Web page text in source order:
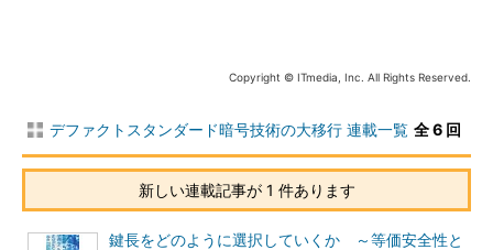
頼を得ているものは国際的にもあまりないため、欧州連合推奨暗
除いてインターネット標準暗号にも選定されていない。
主な128ビットブロック暗号
Copyright © ITmedia, Inc. All Rights Reserved.
デファクトスタンダード暗号技術の大移行 連載一覧 全 6 回
新しい連載記事が 1 件あります
鍵長をどのように選択していくか ～等価安全性と